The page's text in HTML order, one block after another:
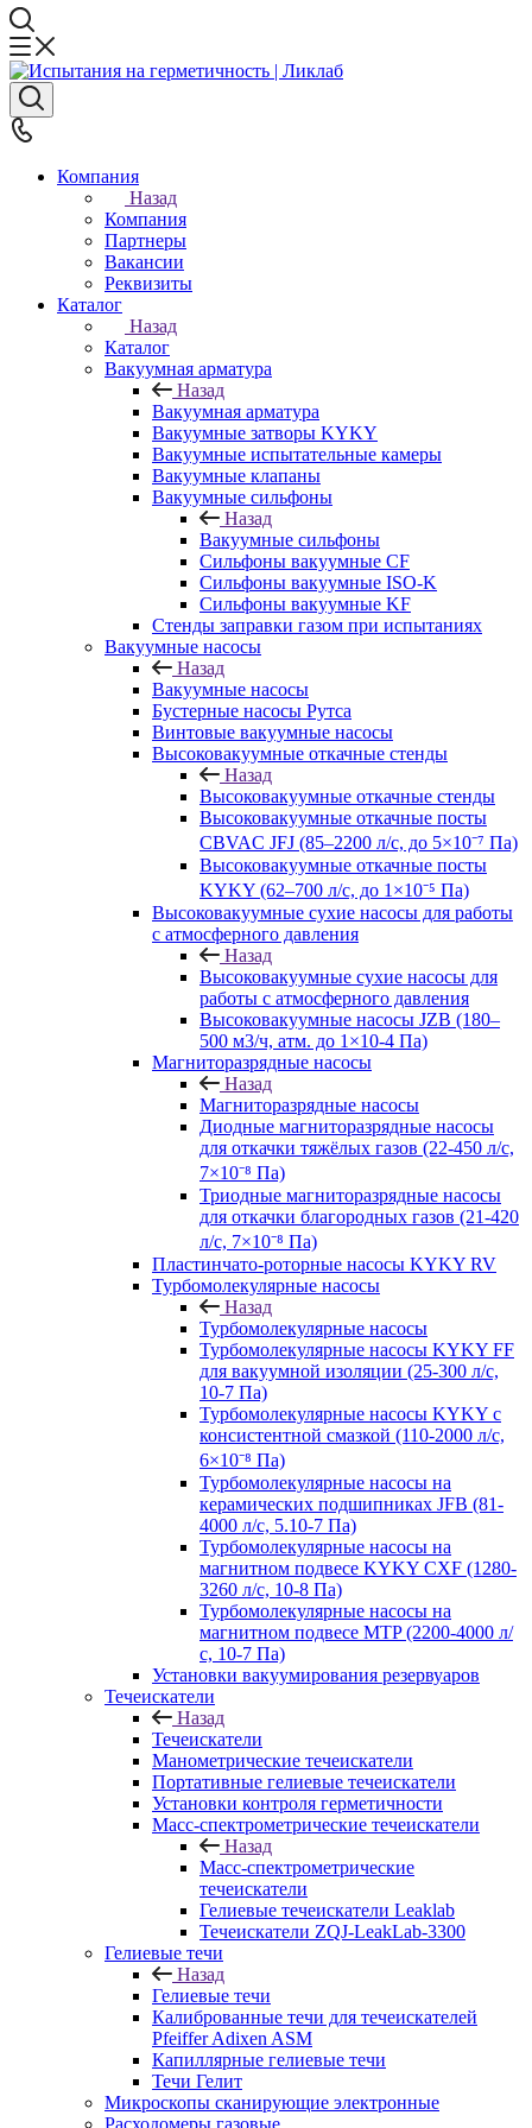
Компания
Назад
Компания
Партнеры
Вакансии
Реквизиты
Каталог
Назад
Каталог
Вакуумная арматура
Назад
Вакуумная арматура
Вакуумные затворы KYKY
Вакуумные испытательные камеры
Вакуумные клапаны
Вакуумные сильфоны
Назад
Вакуумные сильфоны
Сильфоны вакуумные CF
Сильфоны вакуумные ISO-K
Сильфоны вакуумные KF
Стенды заправки газом при испытаниях
Вакуумные насосы
Назад
Вакуумные насосы
Бустерные насосы Рутса
Винтовые вакуумные насосы
Высоковакуумные откачные стенды
Назад
Высоковакуумные откачные стенды
Высоковакуумные откачные посты
CBVAC JFJ (85–2200 л/с, до 5×10⁻⁷ Па)
Высоковакуумные откачные посты
KYKY (62–700 л/с, до 1×10⁻⁵ Па)
Высоковакуумные сухие насосы для работы
с атмосферного давления
Назад
Высоковакуумные сухие насосы для
работы с атмосферного давления
Высоковакуумные насосы JZB (180–
500 м3/ч, атм. до 1×10-4 Па)
Магниторазрядные насосы
Назад
Магниторазрядные насосы
Диодные магниторазрядные насосы
для откачки тяжёлых газов (22-450 л/с,
7×10⁻⁸ Па)
Триодные магниторазрядные насосы
для откачки благородных газов (21-420
л/с, 7×10⁻⁸ Па)
Пластинчато-роторные насосы KYKY RV
Турбомолекулярные насосы
Назад
Турбомолекулярные насосы
Турбомолекулярные насосы KYKY FF
для вакуумной изоляции (25-300 л/с,
10-7 Па)
Турбомолекулярные насосы KYKY с
консистентной смазкой (110-2000 л/с,
6×10⁻⁸ Па)
Турбомолекулярные насосы на
керамических подшипниках JFB (81-
4000 л/с, 5.10-7 Па)
Турбомолекулярные насосы на
магнитном подвесе KYKY CXF (1280-
3260 л/с, 10-8 Па)
Турбомолекулярные насосы на
магнитном подвесе MTP (2200-4000 л/
с, 10-7 Па)
Установки вакуумирования резервуаров
Течеискатели
Назад
Течеискатели
Манометрические течеискатели
Портативные гелиевые течеискатели
Установки контроля герметичности
Масс-спектрометрические течеискатели
Назад
Масс-спектрометрические
течеискатели
Гелиевые течеискатели Leaklab
Течеискатели ZQJ-LeakLab-3300
Гелиевые течи
Назад
Гелиевые течи
Калиброванные течи для течеискателей
Pfeiffer Adixen ASM
Капиллярные гелиевые течи
Течи Гелит
Микроскопы сканирующие электронные
Расходомеры газовые